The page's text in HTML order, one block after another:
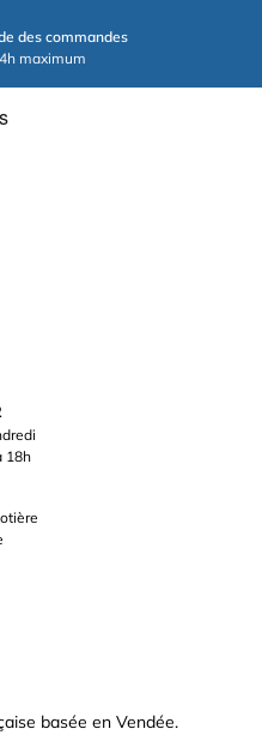
des commandes
maximum
18h
basée en Vendée.